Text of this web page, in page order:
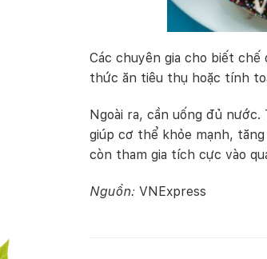
Các chuyên gia cho biết
thức ăn tiêu thụ hoặc tính
Ngoài ra, cần uống đủ
giúp cơ thể khỏe mạnh,
còn tham gia tích cực vào
Nguồn: VNExpress